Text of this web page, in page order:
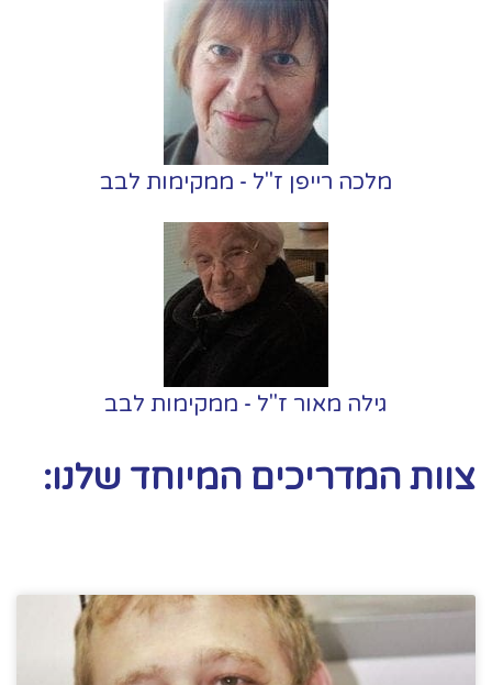
מלכה רייפן ז"ל - ממקימות לבב
גילה מאור ז"ל - ממקימות לבב
צוות המדריכים המיוחד שלנו: